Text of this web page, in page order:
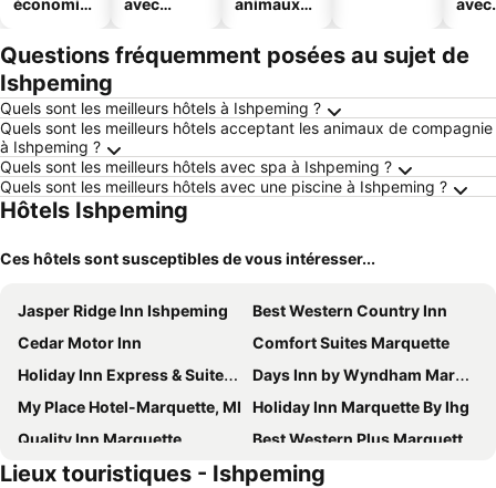
économiq
avec
animaux
avec
Questions fréquemment posées au sujet de
Ishpeming
Quels sont les meilleurs hôtels à Ishpeming ?
Quels sont les meilleurs hôtels acceptant les animaux de compagnie
à Ishpeming ?
Quels sont les meilleurs hôtels avec spa à Ishpeming ?
Quels sont les meilleurs hôtels avec une piscine à Ishpeming ?
Hôtels Ishpeming
Ces hôtels sont susceptibles de vous intéresser...
Jasper Ridge Inn Ishpeming
Best Western Country Inn
Cedar Motor Inn
Comfort Suites Marquette
Holiday Inn Express & Suites Marquette By Ihg
Days Inn by Wyndham Marquette
My Place Hotel-Marquette, MI
Holiday Inn Marquette By Ihg
Quality Inn Marquette
Best Western Plus Marquette Hotel & Suites
Lieux touristiques - Ishpeming